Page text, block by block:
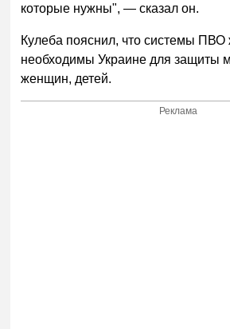
которые нужны", — сказал он.
Кулеба пояснил, что системы ПВО
необходимы Украине для защиты
женщин, детей.
Реклама